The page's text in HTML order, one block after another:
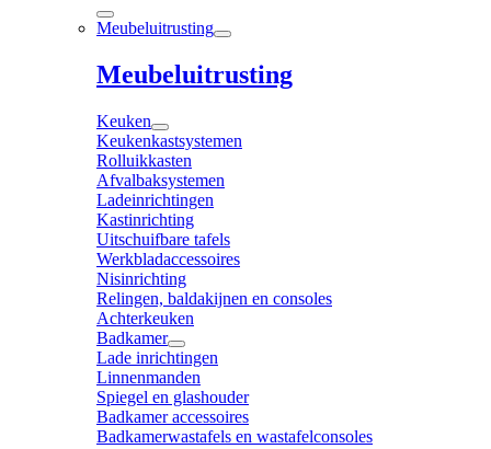
Meubeluitrusting
Meubeluitrusting
Keuken
Keukenkastsystemen
Rolluikkasten
Afvalbaksystemen
Ladeinrichtingen
Kastinrichting
Uitschuifbare tafels
Werkbladaccessoires
Nisinrichting
Relingen, baldakijnen en consoles
Achterkeuken
Badkamer
Lade inrichtingen
Linnenmanden
Spiegel en glashouder
Badkamer accessoires
Badkamerwastafels en wastafelconsoles